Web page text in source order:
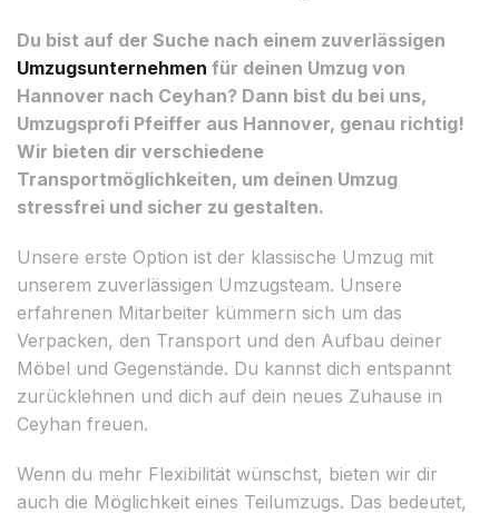
Du bist auf der Suche nach einem zuverlässigen
Umzugsunternehmen für deinen Umzug von
Hannover nach Ceyhan? Dann bist du bei uns,
Umzugsprofi Pfeiffer aus Hannover, genau richtig!
Wir bieten dir verschiedene
Transportmöglichkeiten, um deinen Umzug
stressfrei und sicher zu gestalten.
Unsere erste Option ist der klassische Umzug mit
unserem zuverlässigen Umzugsteam. Unsere
erfahrenen Mitarbeiter kümmern sich um das
Verpacken, den Transport und den Aufbau deiner
Möbel und Gegenstände. Du kannst dich entspannt
zurücklehnen und dich auf dein neues Zuhause in
Ceyhan freuen.
Wenn du mehr Flexibilität wünschst, bieten wir dir
auch die Möglichkeit eines Teilumzugs. Das bedeutet,